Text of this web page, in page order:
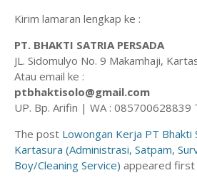
Kirim lamaran lengkap ke :
PT. BHAKTI SATRIA PERSADA
JL. Sidomulyo No. 9 Makamhaji,
Atau email ke :
ptbhaktisolo@gmail.com
UP. Bp. Arifin | WA : 085700628839
The post Lowongan Kerja PT Bhakti
Kartasura (Administrasi, Satpam,
Boy/Cleaning Service) appeared first